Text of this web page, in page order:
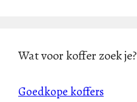
Wat voor koffer zoek je?
Goedkope koffers